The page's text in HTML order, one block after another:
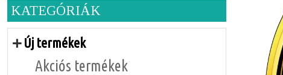
KATEGÓRIÁK
Új termékek
Akciós termékek